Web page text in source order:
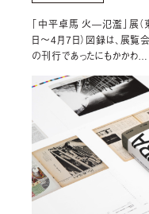
「中平卓⾺ ⽕―氾濫」展
⽇〜4⽉7⽇）図録は、展
の刊⾏であったにもかかわ…